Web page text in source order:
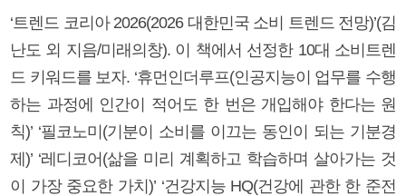
‘트렌드 코리아 2026(2026 대한민국 소비 트렌드 전망)’(김
난도 외 지음/미래의창). 이 책에서 선정한 10대 소비트렌
드 키워드를 보자. ‘휴먼인더루프(인공지능이 업무를 수행
하는 과정에 인간이 적어도 한 번은 개입해야 한다는 원
칙)’ ‘필코노미(기분이 소비를 이끄는 동인이 되는 기분경
제)’ ‘레디코어(삶을 미리 계획하고 학습하며 살아가는 것
이 가장 중요한 가치)’ ‘건강지능 HQ(건강에 관한 한 준전